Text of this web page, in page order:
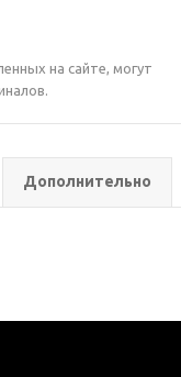
на сайте, могут
Дополнительно